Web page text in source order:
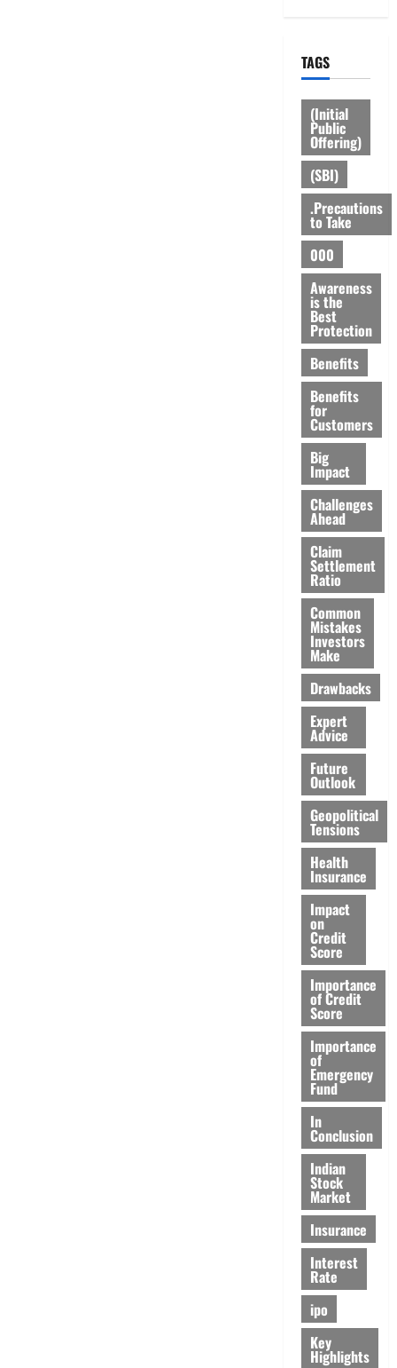
TAGS
(Initial
Public
Offering)
(SBI)
.Precautions
to Take
000
Awareness
is the
Best
Protection
Benefits
Benefits
for
Customers
Big
Impact
Challenges
Ahead
Claim
Settlement
Ratio
Common
Mistakes
Investors
Make
Drawbacks
Expert
Advice
Future
Outlook
Geopolitical
Tensions
Health
Insurance
Impact
on
Credit
Score
Importance
of Credit
Score
Importance
of
Emergency
Fund
In
Conclusion
Indian
Stock
Market
Insurance
Interest
Rate
ipo
Key
Highlights